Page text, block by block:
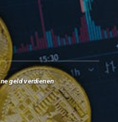
geld verdienen